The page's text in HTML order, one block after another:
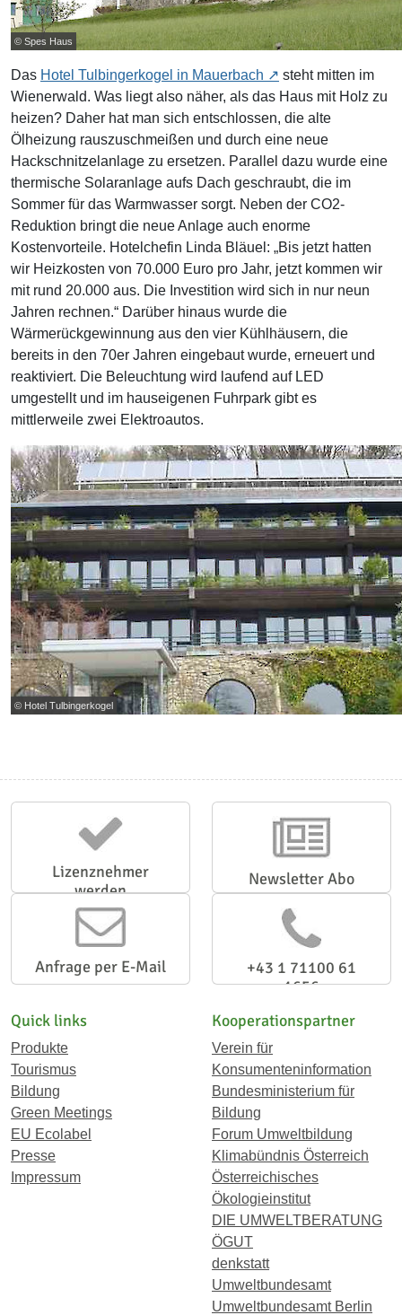
© Spes Haus
Das Hotel Tulbingerkogel in Mauerbach
steht mitten im
Wienerwald. Was liegt also näher, als das Haus mit Holz zu
heizen? Daher hat man sich entschlossen, die alte
Ölheizung rauszuschmeißen und durch eine neue
Hackschnitzelanlage zu ersetzen. Parallel dazu wurde eine
thermische Solaranlage aufs Dach geschraubt, die im
Sommer für das Warmwasser sorgt. Neben der CO2-
Reduktion bringt die neue Anlage auch enorme
Kostenvorteile. Hotelchefin Linda Bläuel: „Bis jetzt hatten
wir Heizkosten von 70.000 Euro pro Jahr, jetzt kommen wir
mit rund 20.000 aus. Die Investition wird sich in nur neun
Jahren rechnen.“ Darüber hinaus wurde die
Wärmerückgewinnung aus den vier Kühlhäusern, die
bereits in den 70er Jahren eingebaut wurde, erneuert und
reaktiviert. Die Beleuchtung wird laufend auf LED
umgestellt und im hauseigenen Fuhrpark gibt es
mittlerweile zwei Elektroautos.
© Hotel Tulbingerkogel
Lizenznehmer
werden
Newsletter Abo
Anfrage per E-Mail
+43 1 71100 61
1656
Quick links
Produkte
Tourismus
Bildung
Green Meetings
EU Ecolabel
Presse
Impressum
Kooperationspartner
Verein für
Konsumenteninformation
Bundesministerium für
Bildung
Forum Umweltbildung
Klimabündnis Österreich
Österreichisches
Ökologieinstitut
DIE UMWELTBERATUNG
ÖGUT
denkstatt
Umweltbundesamt
Umweltbundesamt Berlin